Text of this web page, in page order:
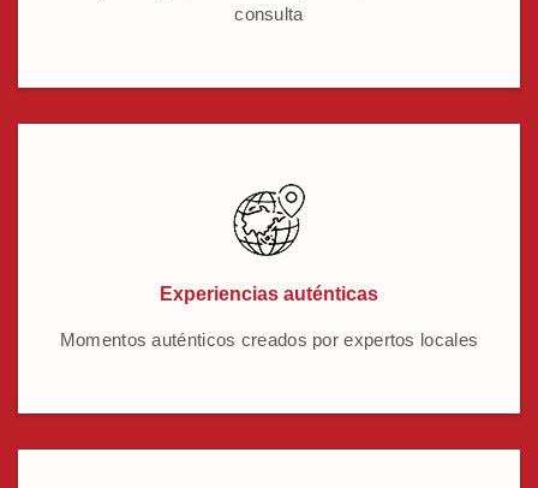
consulta
Experiencias auténticas
Momentos auténticos creados por expertos locales